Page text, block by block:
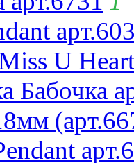
U
Бабочка